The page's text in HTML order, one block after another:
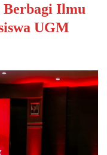
Berbagi Ilmu
UGM